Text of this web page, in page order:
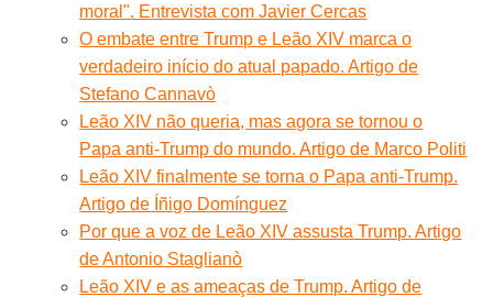
moral". Entrevista com Javier Cercas
O embate entre Trump e Leão XIV marca o
verdadeiro início do atual papado. Artigo de
Stefano Cannavò
Leão XIV não queria, mas agora se tornou o
Papa anti-Trump do mundo. Artigo de Marco Politi
Leão XIV finalmente se torna o Papa anti-Trump.
Artigo de Íñigo Domínguez
Por que a voz de Leão XIV assusta Trump. Artigo
de Antonio Staglianò
Leão XIV e as ameaças de Trump. Artigo de